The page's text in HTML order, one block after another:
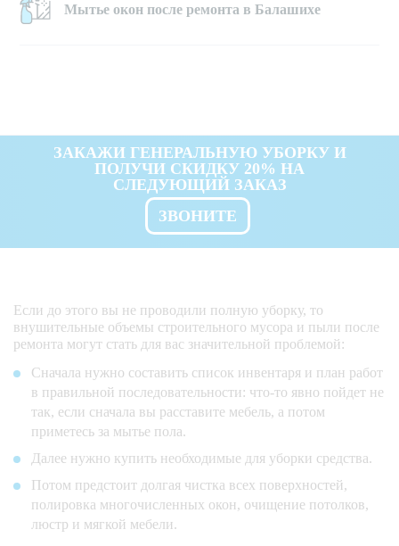
Мытье окон после ремонта в Балашихе
ЗАКАЖИ ГЕНЕРАЛЬНУЮ УБОРКУ И
ПОЛУЧИ СКИДКУ 20% НА
СЛЕДУЮЩИЙ ЗАКАЗ
ЗВОНИТЕ
Если до этого вы не проводили полную уборку, то
внушительные объемы строительного мусора и пыли после
ремонта могут стать для вас значительной проблемой:
Сначала нужно составить список инвентаря и план работ
в правильной последовательности: что-то явно пойдет не
так, если сначала вы расставите мебель, а потом
приметесь за мытье пола.
Далее нужно купить необходимые для уборки средства.
Потом предстоит долгая чистка всех поверхностей,
полировка многочисленных окон, очищение потолков,
люстр и мягкой мебели.